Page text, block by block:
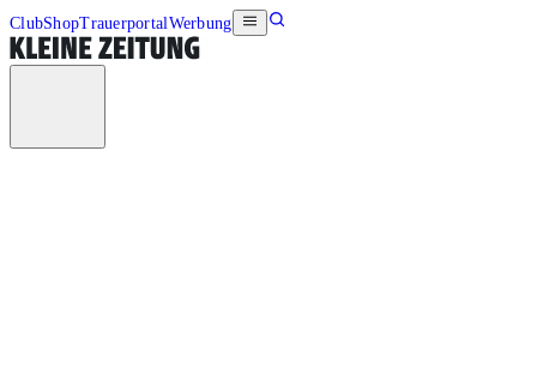
ClubShopTrauerportalWerbung